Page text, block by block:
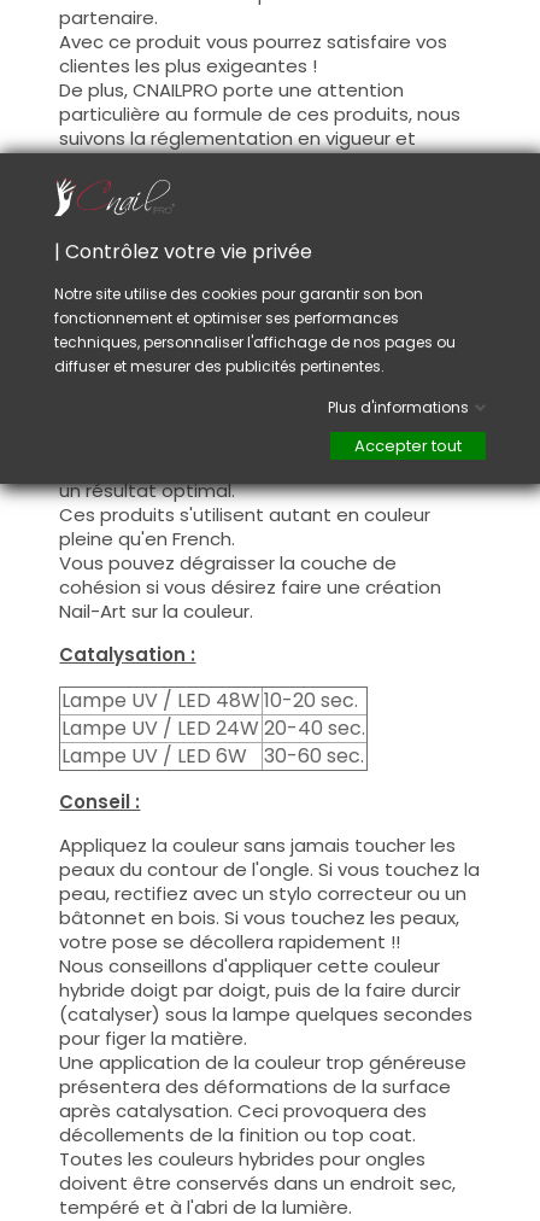
partenaire.
Avec ce produit vous pourrez satisfaire vos
clientes les plus exigeantes !
De plus, CNAILPRO porte une attention
particulière au formule de ces produits, nous
suivons la réglementation en vigueur et
garantissons la conformité de nos produits.
Ceci pour garantir une sécurité d'utilisation
optimale.
Cette couleur s'applique avec son pinceau, de
manière fine, sur la base (il n'est pas
nécessaire de dégraisser la couche de
cohésion) ou sur la construction après limage.
Ce produit s'applique en deux couches,
fermez le bord libre à la première couche et
appliquez la deuxième couche pour garantir
un résultat optimal.
Ces produits s'utilisent autant en couleur
pleine qu'en French.
Vous pouvez dégraisser la couche de
cohésion si vous désirez faire une création
Nail-Art sur la couleur.
Catalysation :
Lampe UV / LED 48W10-20 sec.
Lampe UV / LED 24W 20-40 sec.
Lampe UV / LED 6W
30-60 sec.
Conseil :
Appliquez la couleur sans jamais toucher les
peaux du contour de l'ongle. Si vous touchez la
peau, rectifiez avec un stylo correcteur ou un
bâtonnet en bois. Si vous touchez les peaux,
votre pose se décollera rapidement !!
Nous conseillons d'appliquer cette couleur
hybride doigt par doigt, puis de la faire durcir
(catalyser) sous la lampe quelques secondes
pour figer la matière.
Une application de la couleur trop généreuse
présentera des déformations de la surface
après catalysation. Ceci provoquera des
décollements de la finition ou top coat.
Toutes les couleurs hybrides pour ongles
doivent être conservés dans un endroit sec,
tempéré et à l'abri de la lumière.
| Contrôlez votre vie privée
Notre site utilise des cookies pour garantir son bon
fonctionnement et optimiser ses performances
techniques, personnaliser l'affichage de nos pages ou
diffuser et mesurer des publicités pertinentes.
Plus d'informations
Accepter tout